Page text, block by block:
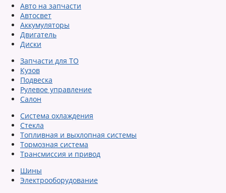
Авто на запчасти
Автосвет
Аккумуляторы
Двигатель
Диски
Запчасти для ТО
Кузов
Подвеска
Рулевое управление
Салон
Система охлаждения
Стекла
Топливная и выхлопная системы
Тормозная система
Трансмиссия и привод
Шины
Электрооборудование